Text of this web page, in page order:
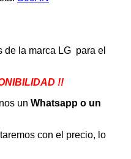
de la marca LG para el
!!
un Whatsapp o un
con el precio, lo